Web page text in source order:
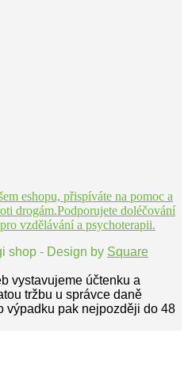
eshopu, přispíváte na pomoc a
drogám.Podporujete doléčování
vzdělávání a psychoterapii.
shop - Design by Square
vystavujeme účtenku a
tržbu u správce daně
výpadku pak nejpozději do 48